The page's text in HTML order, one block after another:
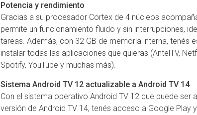
Potencia y rendimiento
Gracias a su procesador Cortex de 4 núcleos
permite un funcionamiento fluido y sin interrupciones,
tareas. Además, con 32 GB de memoria interna, tenés
instalar todas las aplicaciones que quieras (AntelTV,
Spotify, YouTube y muchas más).
Sistema Android TV 12 actualizable a Android TV 14
Con el sistema operativo Android TV 12 que puede ser
versión de Android TV 14, tenés acceso a Google Play